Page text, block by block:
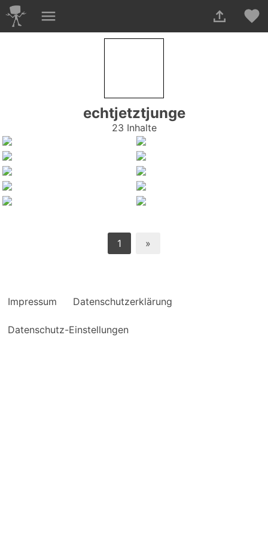
echtjetztjunge
23 Inhalte
1 »
Impressum Datenschutzerklärung
Datenschutz-Einstellungen